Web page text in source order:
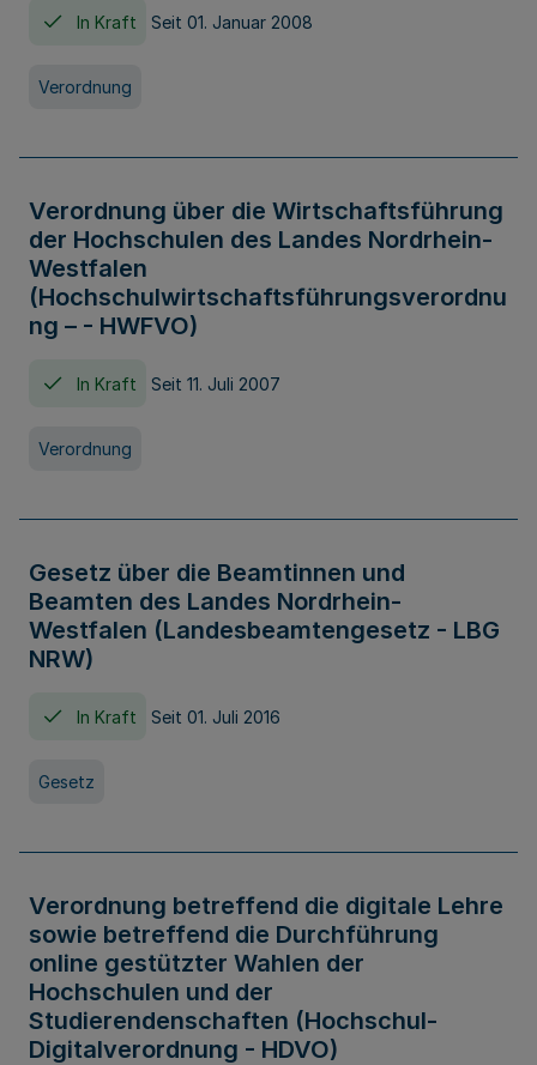
In Kraft Seit 01. Januar 2008
Verordnung
Verordnung über die Wirtschaftsführung
der Hochschulen des Landes Nordrhein-
Westfalen
(Hochschulwirtschaftsführungsverordnu
ng – - HWFVO)
In Kraft Seit 11. Juli 2007
Verordnung
Gesetz über die Beamtinnen und
Beamten des Landes Nordrhein-
Westfalen (Landesbeamtengesetz - LBG
NRW)
In Kraft Seit 01. Juli 2016
Gesetz
Verordnung betreffend die digitale Lehre
sowie betreffend die Durchführung
online gestützter Wahlen der
Hochschulen und der
Studierendenschaften (Hochschul-
Digitalverordnung - HDVO)